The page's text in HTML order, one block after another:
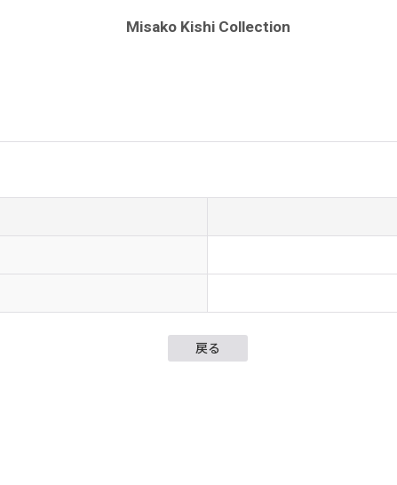
Misako Kishi Collection
戻る